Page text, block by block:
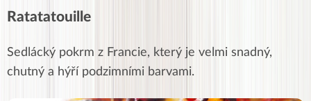
Ratatatouille
Sedlácký pokrm z Francie, který je velmi snadný,
chutný a hýří podzimními barvami.